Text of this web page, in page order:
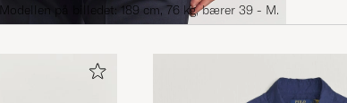
Modellen på billedet: 189 cm, 76 kg, bærer 39 - M.